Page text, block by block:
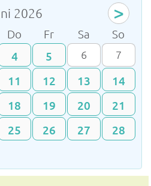
2026 >
Do nnerstag
FreitagSamstag
So
4 5 6 7
11 12 13
14
18 19 20
21
25 26 27
28